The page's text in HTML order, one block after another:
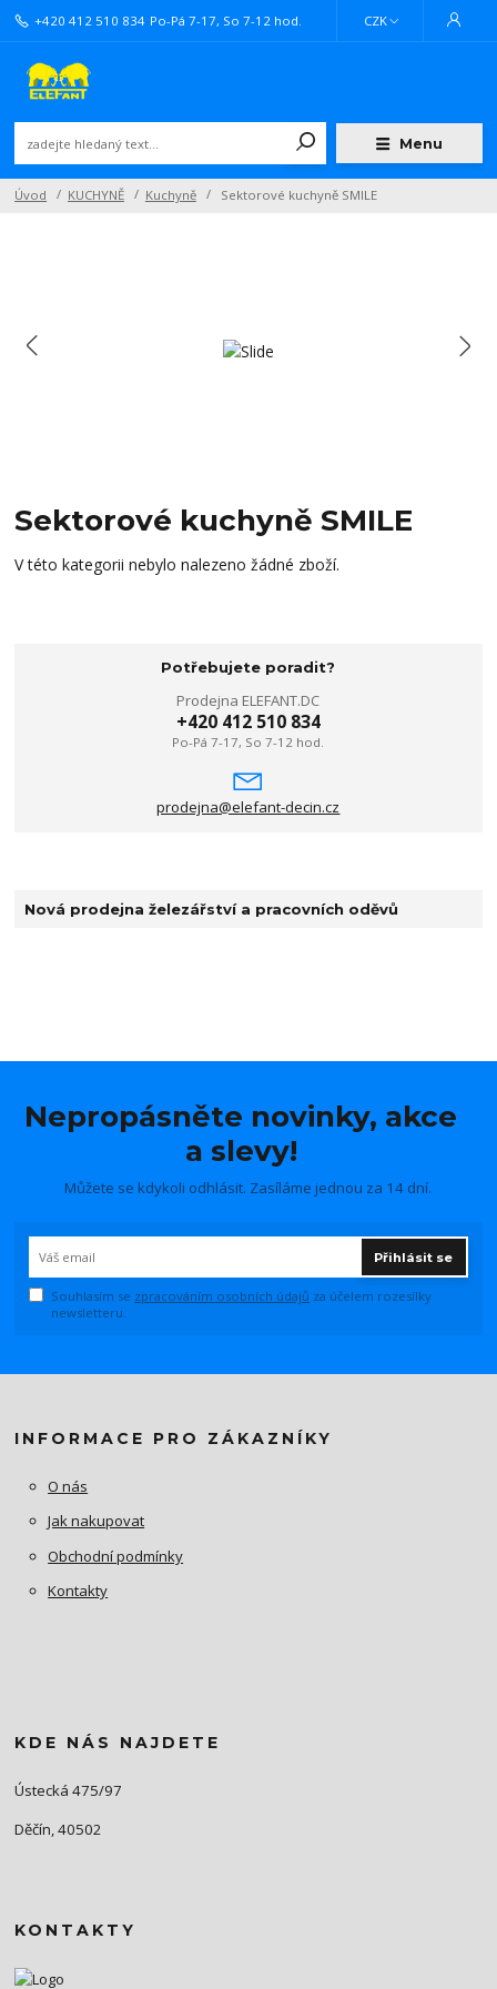
Menu
CZK
+420 412 510 834 Po-Pá 7-17, So 7-12 hod.
Úvod KUCHYNĚ Kuchyně Sektorové kuchyně SMILE
Sektorové kuchyně SMILE
V této kategorii nebylo nalezeno žádné zboží.
Potřebujete poradit?
Prodejna ELEFANT.DC
+420 412 510 834
Po-Pá 7-17, So 7-12 hod.
prodejna@elefant-decin.cz
Nová prodejna železářství a pracovních oděvů
Nepropásněte novinky, akce
a slevy!
Můžete se kdykoli odhlásit. Zasíláme jednou za 14 dní.
Přihlásit se
Souhlasím se zpracováním osobních údajů za účelem rozesílky
newsletteru.
INFORMACE PRO ZÁKAZNÍKY
O nás
Jak nakupovat
Obchodní podmínky
Kontakty
KDE NÁS NAJDETE
Ústecká 475/97
Děčín, 40502
KONTAKTY